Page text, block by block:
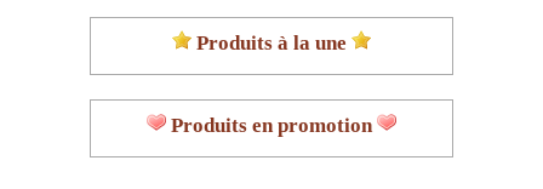
Produits à la une
Produits en promotion